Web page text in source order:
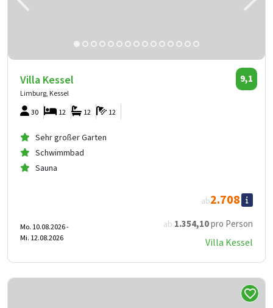
Villa Kessel
Limburg, Kessel
9,1
30 12
12
12
Sehr großer Garten
Schwimmbad
Sauna
ab 1.354,10pro Person
ab2.708
Mo. 10.08.2026 -
Mi. 12.08.2026
Villa Kessel